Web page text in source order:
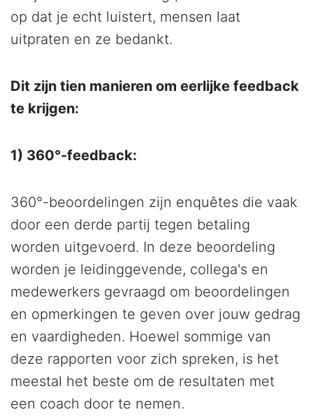
op dat je echt luistert, mensen laat
uitpraten en ze bedankt.
Dit zijn tien manieren om eerlijke feedback
te krijgen:
1) 360°-feedback:
360°-beoordelingen zijn enquêtes die vaak
door een derde partij tegen betaling
worden uitgevoerd. In deze beoordeling
worden je leidinggevende, collega's en
medewerkers gevraagd om beoordelingen
en opmerkingen te geven over jouw gedrag
en vaardigheden. Hoewel sommige van
deze rapporten voor zich spreken, is het
meestal het beste om de resultaten met
een coach door te nemen.